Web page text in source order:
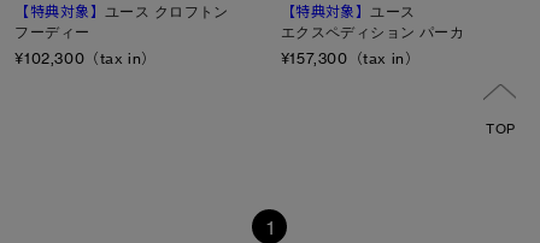
【特典対象】
ユース クロフトン
フーディー
¥102,300（tax in）
【特典対象】
ユース
エクスペディション パーカ
¥157,300（tax in）
TOP
1